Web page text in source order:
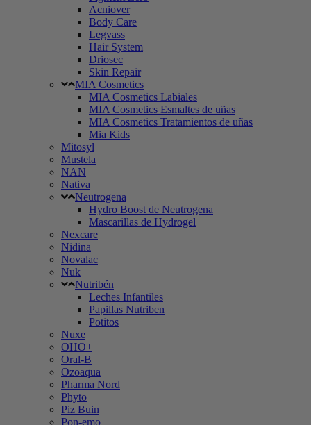
Acniover
Body Care
Legvass
Hair System
Driosec
Skin Repair
MIA Cosmetics
MIA Cosmetics Labiales
MIA Cosmetics Esmaltes de uñas
MIA Cosmetics Tratamientos de uñas
Mia Kids
Mitosyl
Mustela
NAN
Nativa
Neutrogena
Hydro Boost de Neutrogena
Mascarillas de Hydrogel
Nexcare
Nidina
Novalac
Nuk
Nutribén
Leches Infantiles
Papillas Nutriben
Potitos
Nuxe
OHO+
Oral-B
Ozoaqua
Pharma Nord
Phyto
Piz Buin
Pon-emo